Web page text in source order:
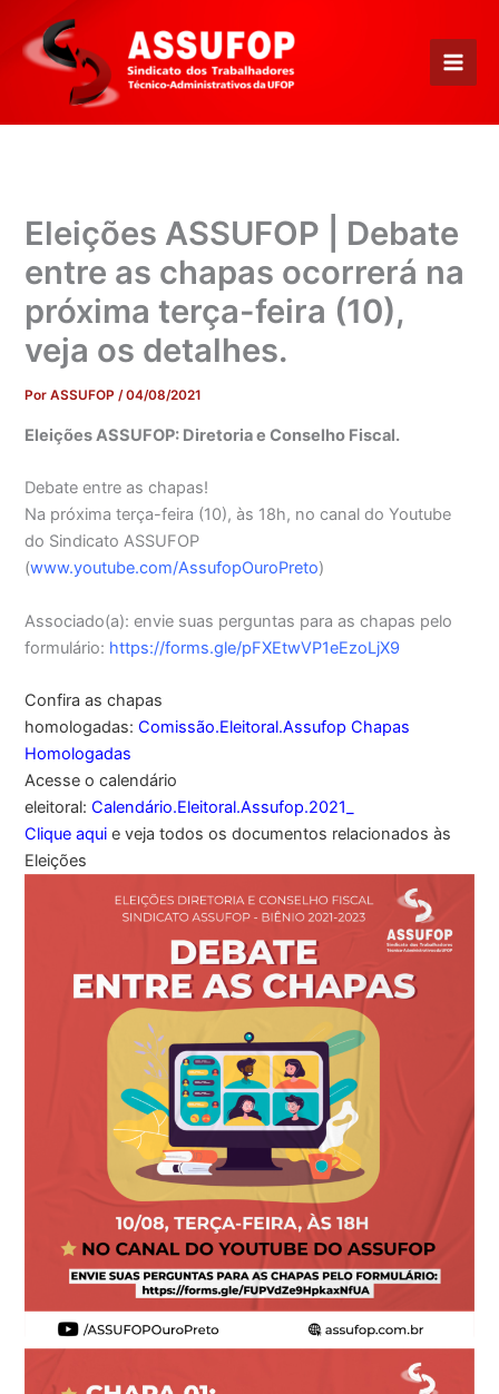
para
conteúdo
Eleições ASSUFOP | Debate
entre as chapas ocorrerá na
próxima terça-feira (10),
veja os detalhes.
PorASSUFOP/04/08/2021
Eleições ASSUFOP: Diretoria e Conselho Fiscal.
Debate entre as chapas!
Na próxima terça-feira (10), às 18h, no canal do Youtube
do Sindicato ASSUFOP
(www.youtube.com/AssufopOuroPreto)
Associado(a): envie suas perguntas para as chapas pelo
formulário: https://forms.gle/pFXEtwVP1eEzoLjX9
Confira as chapas
homologadas: Comissão.Eleitoral.Assufop Chapas
Homologadas
Acesse o calendário
eleitoral:Calendário.Eleitoral.Assufop.2021_
Clique aqui e veja todos os documentos relacionados às
Eleições